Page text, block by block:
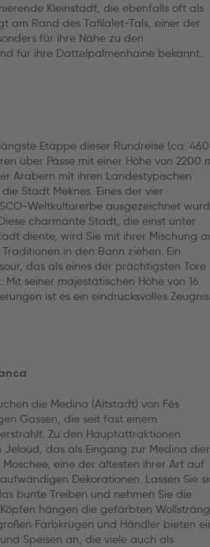
Kleinstadt, die ebenfalls oft als
am Rand des Tafilalet-Tals, einer der
für ihre Nähe zu den
für ihre Dattelpalmenhaine bekannt.
Etappe dieser Rundreise (ca. 460
über Pässe mit einer Höhe von 2200
Arabern mit ihren Landestypischen
Stadt Meknes. Eines der vier
Weltkulturerbe ausgezeichnet
charmante Stadt, die einst unter
diente, wird Sie mit ihrer Mischung
in den Bann ziehen. Ein
das als eines der prächtigsten Tore
seiner majestätischen Höhe von 16
ist es ein eindrucksvolles Zeugnis
die Medina (Altstadt) von Fès
Gassen, die seit fast einem
Zu den Hauptattraktionen
das als Eingang zur Medina
eine der ältesten ihrer Art auf
Dekorationen. Lassen Sie
bunte Treiben und nehmen Sie die
hängen die gefärbten
Farbkrügen und Händler bieten
Speisen an, die viele auch als